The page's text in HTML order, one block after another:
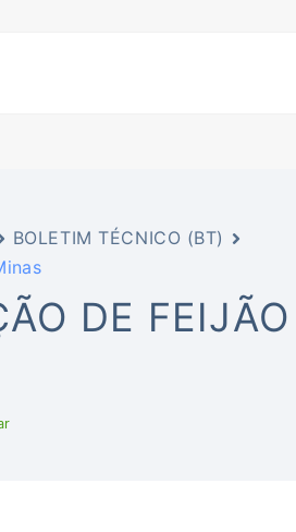
BOLETIM TÉCNICO (BT)
DE